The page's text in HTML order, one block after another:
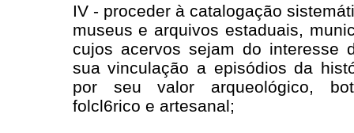
IV - proceder à catalogação
museus e arquivos estaduais,
cujos acervos sejam do interesse
sua vinculação a episódios da
por seu valor arqueológico,
folcl6rico e artesanal;